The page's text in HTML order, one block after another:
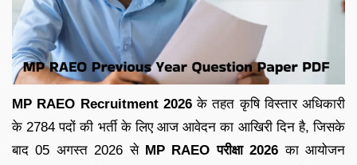
MP RAEO Recruitment 2026के तहत कृषि विस्तार अधिकारी
के 2784 पदों की भर्ती के लिए आज आवेदन का आखिरी दिन है, जिसके
बाद 05 अगस्त 2026 से MP RAEO परीक्षा 2026 का आयोजन